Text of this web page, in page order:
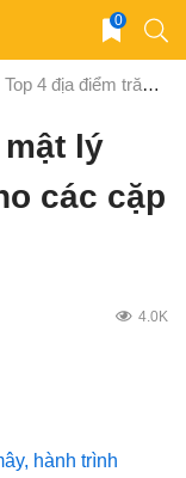
0
Top 4 địa điểm trăng mật lý tưởng ở miền Bắc cho các cặp uyên ương
lý
các cặp
4.0K
hành trình